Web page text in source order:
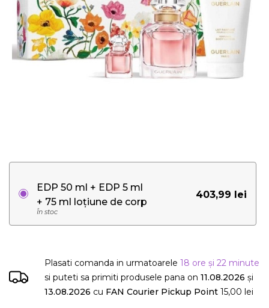
403,99 lei
EDP 50 ml + EDP 5 ml
+ 75 ml loțiune de corp
În stoc
Plasati comanda in urmatoarele 18 ore și 22 minute
si puteti sa primiti produsele pana on 11.08.2026 și
13.08.2026 cu FAN Courier Pickup Point 15,00 lei